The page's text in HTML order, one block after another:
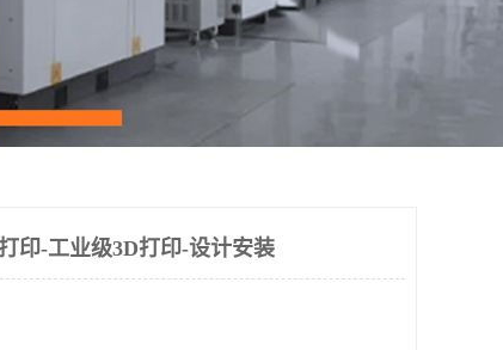
印-工业级3D打印-设计安装